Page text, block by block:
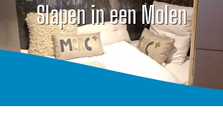
Slapen in een Molen